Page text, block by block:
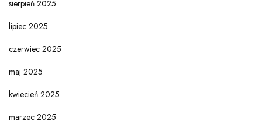
sierpień 2025
lipiec 2025
czerwiec 2025
maj 2025
kwiecień 2025
marzec 2025